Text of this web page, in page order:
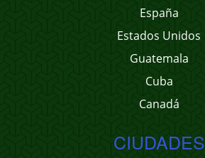
España
Estados Unidos
Guatemala
Cuba
Canadá
CIUDADES